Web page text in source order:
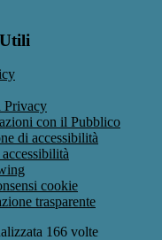
Privacy
con il Pubblico
di accessibilità
cookie
trasparente
166 volte